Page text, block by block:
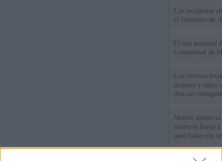
Las incógnitas
el Gobierno de
El uso personal
Comunidad de
Los vecinos
mujeres y niñas
días no
Meloni
mientras llama
para Italia con
España tiene